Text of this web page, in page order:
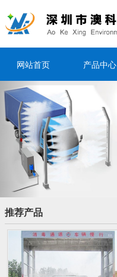
网站首页 产品中心
Previous
推荐产品